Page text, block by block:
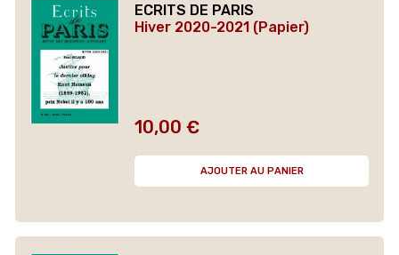
ECRITS DE PARIS
Hiver 2020-2021 (Papier)
Prix
10,00 €
AJOUTER AU PANIER